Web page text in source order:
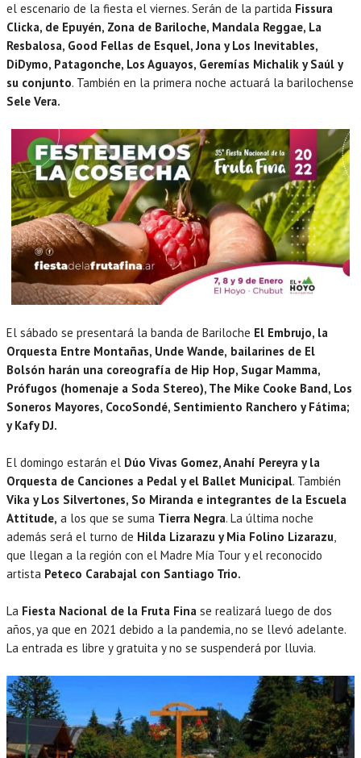
el escenario de la fiesta el viernes. Serán de la partida Fissura
Clicka, de Epuyén, Zona de Bariloche, Mandala Reggae, La
Resbalosa, Good Fellas de Esquel, Jona y Los Inevitables,
DiDymo, Patagonche, Los Aguayos, Geremías Michalik y Saúl y
su conjunto. También en la primera noche actuará la barilochense
Sele Vera.
El sábado se presentará la banda de Bariloche El Embrujo, la
Orquesta Entre Montañas, Unde Wande, bailarines de El
Bolsón harán una coreografía de Hip Hop, Sugar Mamma,
Prófugos (homenaje a Soda Stereo), The Mike Cooke Band, Los
Soneros Mayores, CocoSondé, Sentimiento Ranchero y Fátima;
y Kafy DJ.
El domingo estarán el Dúo Vivas Gomez, Anahí Pereyra y la
Orquesta de Canciones a Pedal y el Ballet Municipal. También
Vika y Los Silvertones, So Miranda e integrantes de la Escuela
Attitude, a los que se suma Tierra Negra. La última noche
además será el turno de Hilda Lizarazu y Mia Folino Lizarazu
que llegan a la región con el Madre Mía Tour y el reconocido
artista Peteco Carabajal con Santiago Trio.
La Fiesta Nacional de la Fruta Fina se realizará luego de dos
años, ya que en 2021 debido a la pandemia, no se llevó adelante.
La entrada es libre y gratuita y no se suspenderá por lluvia.